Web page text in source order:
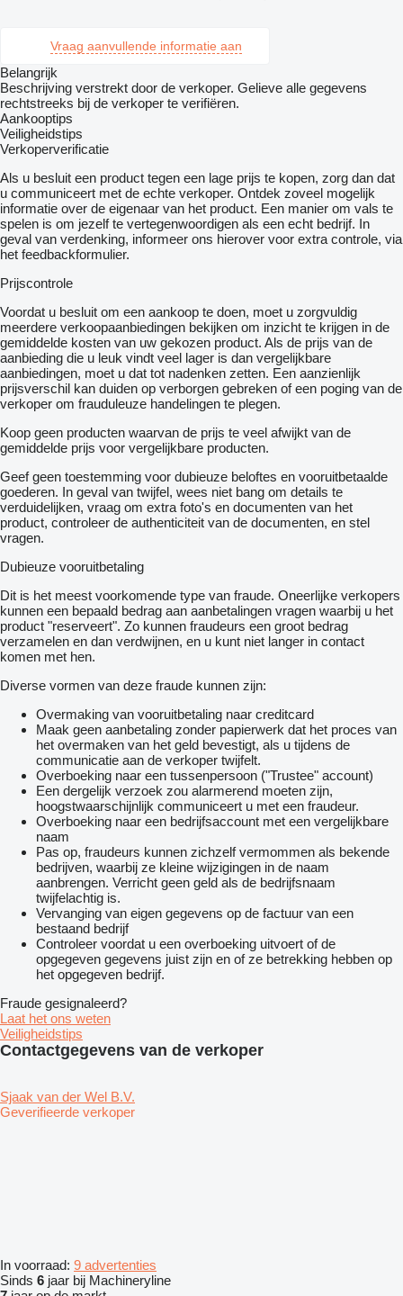
Vraag aanvullende informatie aan
Belangrijk
Beschrijving verstrekt door de verkoper. Gelieve alle gegevens
rechtstreeks bij de verkoper te verifiëren.
Aankooptips
Veiligheidstips
Verkoperverificatie
Als u besluit een product tegen een lage prijs te kopen, zorg dan dat
u communiceert met de echte verkoper. Ontdek zoveel mogelijk
informatie over de eigenaar van het product. Een manier om vals te
spelen is om jezelf te vertegenwoordigen als een echt bedrijf. In
geval van verdenking, informeer ons hierover voor extra controle, via
het feedbackformulier.
Prijscontrole
Voordat u besluit om een ​​aankoop te doen, moet u zorgvuldig
meerdere verkoopaanbiedingen bekijken om inzicht te krijgen in de
gemiddelde kosten van uw gekozen product. Als de prijs van de
aanbieding die u leuk vindt veel lager is dan vergelijkbare
aanbiedingen, moet u dat tot nadenken zetten. Een aanzienlijk
prijsverschil kan duiden op verborgen gebreken of een poging van de
verkoper om frauduleuze handelingen te plegen.
Koop geen producten waarvan de prijs te veel afwijkt van de
gemiddelde prijs voor vergelijkbare producten.
Geef geen toestemming voor dubieuze beloftes en vooruitbetaalde
goederen. In geval van twijfel, wees niet bang om details te
verduidelijken, vraag om extra foto's en documenten van het
product, controleer de authenticiteit van de documenten, en stel
vragen.
Dubieuze vooruitbetaling
Dit is het meest voorkomende type van fraude. Oneerlijke verkopers
kunnen een bepaald bedrag aan aanbetalingen vragen waarbij u het
product "reserveert". Zo kunnen fraudeurs een groot bedrag
verzamelen en dan verdwijnen, en u kunt niet langer in contact
komen met hen.
Diverse vormen van deze fraude kunnen zijn:
Overmaking van vooruitbetaling naar creditcard
Maak geen aanbetaling zonder papierwerk dat het proces van
het overmaken van het geld bevestigt, als u tijdens de
communicatie aan de verkoper twijfelt.
Overboeking naar een tussenpersoon ("Trustee" account)
Een dergelijk verzoek zou alarmerend moeten zijn,
hoogstwaarschijnlijk communiceert u met een fraudeur.
Overboeking naar een bedrijfsaccount met een vergelijkbare
naam
Pas op, fraudeurs kunnen zichzelf vermommen als bekende
bedrijven, waarbij ze kleine wijzigingen in de naam
aanbrengen. Verricht geen geld als de bedrijfsnaam
twijfelachtig is.
Vervanging van eigen gegevens op de factuur van een
bestaand bedrijf
Controleer voordat u een overboeking uitvoert of de
opgegeven gegevens juist zijn en of ze betrekking hebben op
het opgegeven bedrijf.
Fraude gesignaleerd?
Laat het ons weten
Veiligheidstips
Contactgegevens van de verkoper
Sjaak van der Wel B.V.
Geverifieerde verkoper
In voorraad: 9 advertenties
Sinds 6 jaar bij Machineryline